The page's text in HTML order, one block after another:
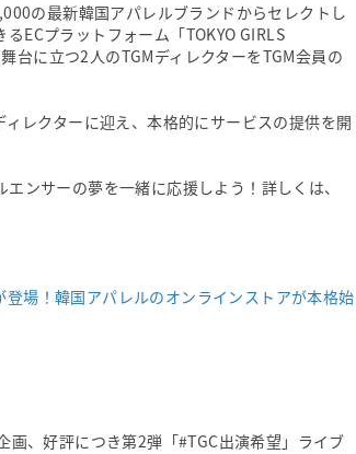
の最新韓国アパレルブランドからセレクトし
ECプラットフォーム「TOKYO GIRLS
台に立つ2人のTGMディレクターをTGM会員の
レクターに迎え、本格的にサービスの提供を開
ンサーの夢を一緒に応援しよう！詳しくは、
場！韓国アパレルのオンラインストアが本格始
画、好評につき第2弾「#TGC出演希望」ライブ